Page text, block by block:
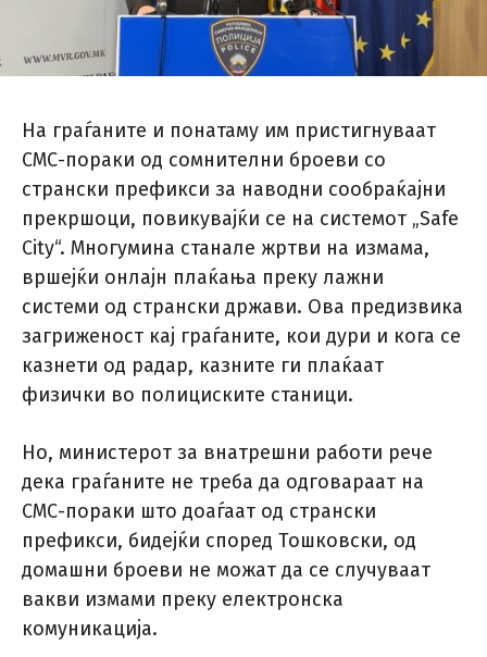
На граѓаните и понатаму им пристигнуваат
СМС-пораки од сомнителни броеви со
странски префикси за наводни сообраќајни
прекршоци, повикувајќи се на системот „Safe
City“. Многумина станале жртви на измама,
вршејќи онлајн плаќања преку лажни
системи од странски држави. Ова предизвика
загриженост кај граѓаните, кои дури и кога се
казнети од радар, казните ги плаќаат
физички во полициските станици.
Но, министерот за внатрешни работи рече
дека граѓаните не треба да одговараат на
СМС-пораки што доаѓаат од странски
префикси, бидејќи според Тошковски, од
домашни броеви не можат да се случуваат
вакви измами преку електронска
комуникација.